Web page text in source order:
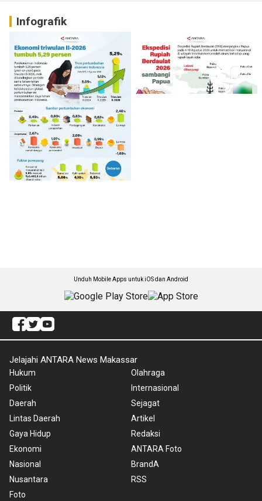
Infografik
Unduh Mobile Apps untuk iOS dan Android
Jelajahi ANTARA News Makassar
Hukum
Politik
Daerah
Lintas Daerah
Gaya Hidup
Ekonomi
Nasional
Nusantara
Foto
Olahraga
Internasional
Sejagat
Artikel
Redaksi
ANTARA Foto
BrandA
RSS